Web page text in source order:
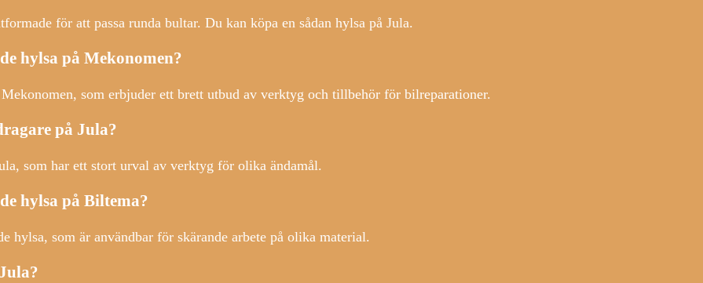
för att passa runda bultar. Du kan köpa en sådan hylsa på Jula.
hylsa på Mekonomen?
som erbjuder ett brett utbud av verktyg och tillbehör för bilreparationer.
på Jula?
som har ett stort urval av verktyg för olika ändamål.
hylsa på Biltema?
hylsa, som är användbar för skärande arbete på olika material.